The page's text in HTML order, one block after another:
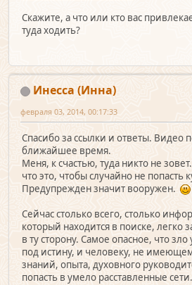
Скажите, а что или кто вас
туда ходить?
Инесса (Инна)
февраля 03, 2014, 00:17:33
Спасибо за ссылки и ответы. Видео
ближайшее время.
Меня, к счастью, туда никто не
что это, чтобы случайно не попасть
Предупрежден значит вооружен.
Сейчас столько всего, столько
который находится в поиске, легко
в ту сторону. Самое опасное, что
под истину, и человеку, не
знаний, опыта, духовного
попасть в умело расставленные сети.